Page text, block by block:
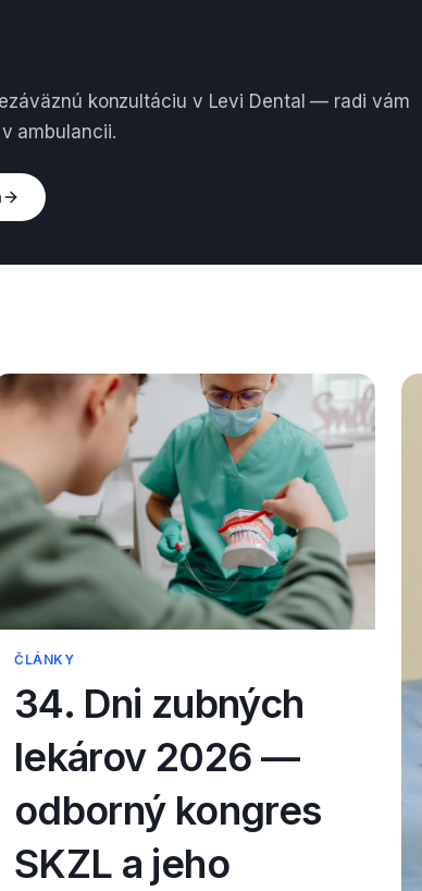
konzultáciu v Levi Dental — radi vám
ambulancii.
ČLÁNKY
34. Dni zubných
lekárov 2026 —
odborný kongres
SKZL a jeho